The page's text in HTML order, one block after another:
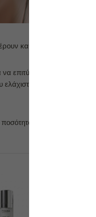
καθαρό, λαμπερό και
τέλειο δέρμα;
ελάχιστου δυνατού